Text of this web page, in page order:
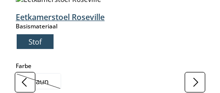
Eetkamerstoel Roseville
Basismateriaalselect
Stof
Farbeselect
braun
(Deze optie is momenteel niet beschikbaar.)